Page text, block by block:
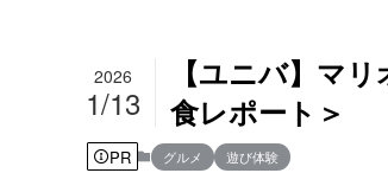
【ユニバ】マ
食レポート＞
2026
1/13
PR グルメ 遊び体験